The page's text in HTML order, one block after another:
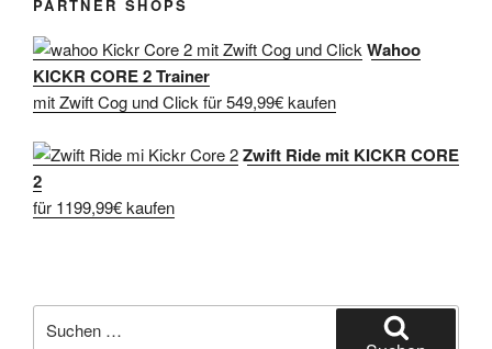
PARTNER SHOPS
Wahoo
KICKR CORE 2 Trainer
mit Zwift Cog und Click für 549,99€ kaufen
Zwift Ride mit KICKR CORE
2
für 1199,99€ kaufen
nach: